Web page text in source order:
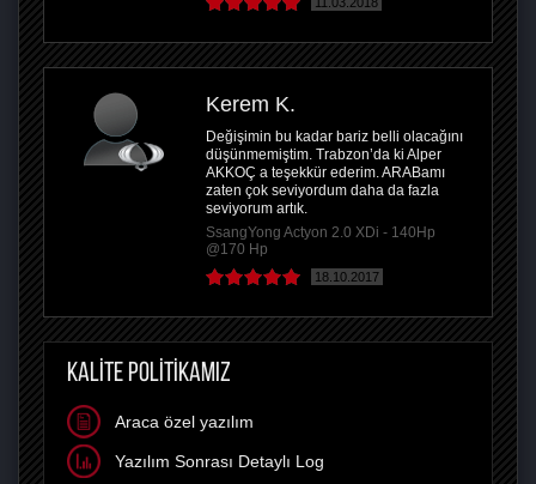
Kerem K.
Değişimin bu kadar bariz belli olacağını
düşünmemiştim. Trabzon’da ki Alper
AKKOÇ a teşekkür ederim. ARABamı
zaten çok seviyordum daha da fazla
seviyorum artık.
SsangYong Actyon 2.0 XDi - 140Hp
@170 Hp
18.10.2017
KALİTE POLİTİKAMIZ
Araca özel yazılım
Yazılım Sonrası Detaylı Log